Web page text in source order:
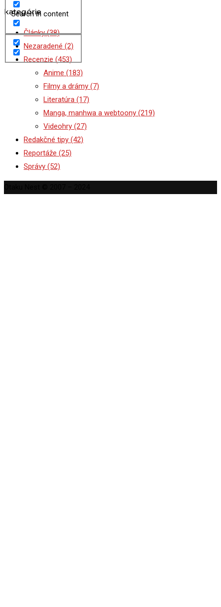
Search in content
kategórie
Články(38)
Nezaradené (2)
Recenzie (453)
Anime (183)
Filmy a drámy (7)
Literatúra (17)
Manga, manhwa a webtoony (219)
Videohry (27)
Redakčné tipy (42)
Reportáže (25)
Správy (52)